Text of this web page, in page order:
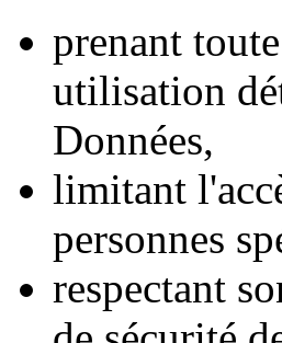
prenant
utilisation
Données,
limitant
personnes
respectant